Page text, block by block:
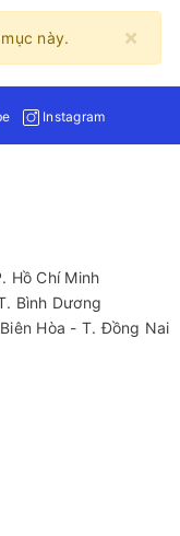
×
này.
Instagram
Hồ Chí Minh
Bình Dương
Hòa - T. Đồng Nai